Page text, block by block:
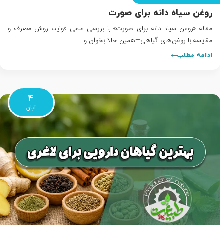
روغن سیاه دانه برای صورت
مقاله «روغن سیاه دانه برای صورت» با بررسی علمی فواید، روش مصرف و
مقایسه با روغن‌های گیاهی—همین حالا بخوان و …
ادامه مطلب
4
آبان